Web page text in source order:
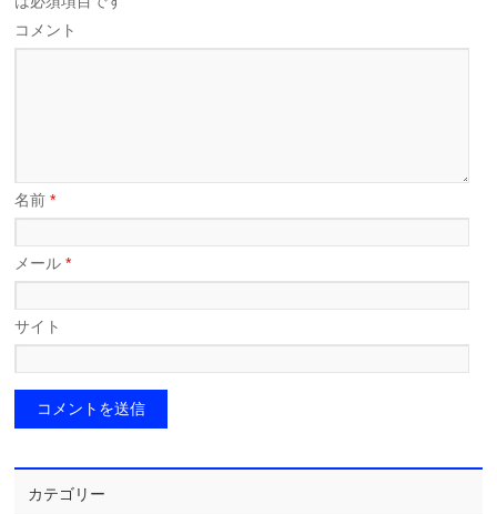
コメント
名前*
メール*
サイト
カテゴリー